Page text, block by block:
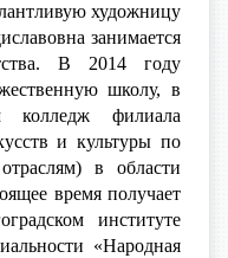
художницу
занимается
В 2014 году
школу, в
филиала
и культуры по
в области
время получает
институте
«Народная